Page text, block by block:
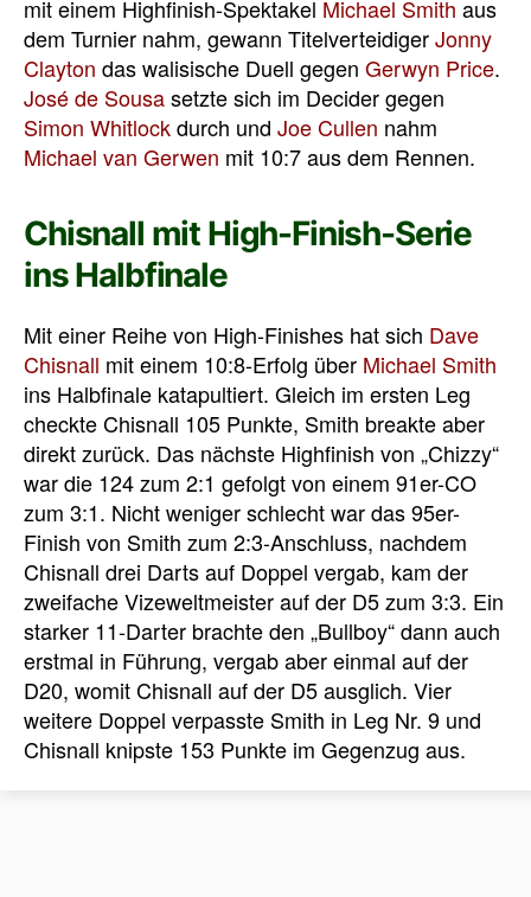
mit einem Highfinish-Spektakel Michael Smith aus
dem Turnier nahm, gewann TitelverteidigerJonny
Clayton das walisische Duell gegen Gerwyn Price.
José de Sousasetzte sich im Decider gegen
Simon Whitlockdurch und Joe Cullen nahm
Michael van Gerwen mit 10:7 aus dem Rennen.
Chisnall mit High-Finish-Serie
ins Halbfinale
Mit einer Reihe von High-Finishes hat sich Dave
Chisnall mit einem 10:8-Erfolg über Michael Smith
ins Halbfinale katapultiert. Gleich im ersten Leg
checkte Chisnall 105 Punkte, Smith breakte aber
direkt zurück. Das nächste Highfinish von „Chizzy“
war die 124 zum 2:1 gefolgt von einem 91er-CO
zum 3:1. Nicht weniger schlecht war das 95er-
Finish von Smith zum 2:3-Anschluss, nachdem
Chisnall drei Darts auf Doppel vergab, kam der
zweifache Vizeweltmeister auf der D5 zum 3:3. Ein
starker 11-Darter brachte den „Bullboy“ dann auch
erstmal in Führung, vergab aber einmal auf der
D20, womit Chisnall auf der D5 ausglich. Vier
weitere Doppel verpasste Smith in Leg Nr. 9 und
Chisnall knipste 153 Punkte im Gegenzug aus.